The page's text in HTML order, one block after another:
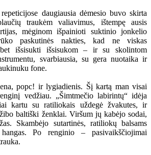
daugiausia dėmesio buvo skirta
traukėm valiavimus, ištempę ausis
mėginom išpainioti suktinio jonkelio
paskutinės nakties, kad ne viskas
išsisukti išsisukom – ir su skolintom
svarbiausia, su gera nuotaika ir
fone.
popc! ir lygiadienis. Šį kartą man visai
vedžiau. „Šimtmečio labirintų“ idėja
kartu su ratiliokais uždegė žvakutes, ir
baltiški ženklai. Viršum jų kabėjo sodai,
Skambėjo sutartinės, ratiliokų balsams
Po renginio – pasivaikščiojimai